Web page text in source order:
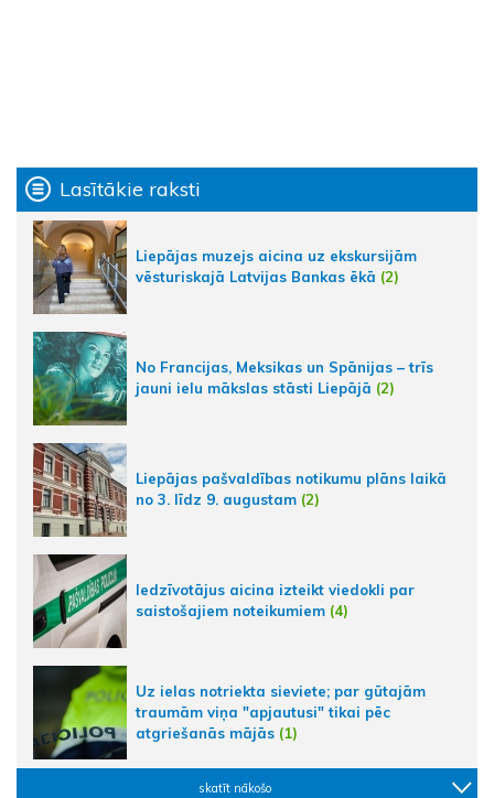
Lasītākie raksti
Liepājas muzejs aicina uz ekskursijām
vēsturiskajā Latvijas Bankas ēkā (2)
No Francijas, Meksikas un Spānijas – trīs
jauni ielu mākslas stāsti Liepājā (2)
Liepājas pašvaldības notikumu plāns laikā
no 3. līdz 9. augustam (2)
Iedzīvotājus aicina izteikt viedokli par
saistošajiem noteikumiem (4)
Uz ielas notriekta sieviete; par gūtajām
traumām viņa "apjautusi" tikai pēc
atgriešanās mājās (1)
skatīt nākošo